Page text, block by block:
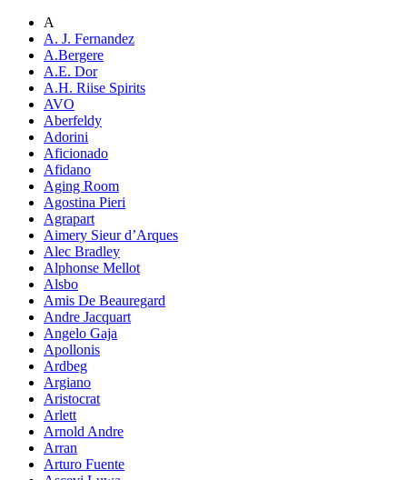
A
A. J. Fernandez
A.Bergere
A.E. Dor
A.H. Riise Spirits
AVO
Aberfeldy
Adorini
Aficionado
Afidano
Aging Room
Agostina Pieri
Agrapart
Aimery Sieur d’Arques
Alec Bradley
Alphonse Mellot
Alsbo
Amis De Beauregard
Andre Jacquart
Angelo Gaja
Apollonis
Ardbeg
Argiano
Aristocrat
Arlett
Arnold Andre
Arran
Arturo Fuente